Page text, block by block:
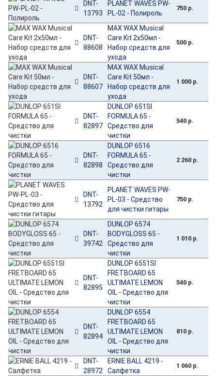
DNT-
13793
PLANET WAVES PW-
PL-02 - Полироль
750 р.
DNT-
88608
MAX WAX Musical
Care Kit 2х50мл -
Набор средств для
ухода
500 р.
DNT-
88607
MAX WAX Musical
Care Kit 50мл -
Набор средств для
ухода
1 000 р.
DNT-
82897
DUNLOP 651SI
FORMULA 65 -
Средство для
чистки
540 р.
DNT-
82898
DUNLOP 6516
FORMULA 65 -
Средство для
чистки
2 260 р.
DNT-
13792
PLANET WAVES PW-
PL-03 - Средство
для чистки гитары
750 р.
DNT-
39742
DUNLOP 6574
BODYGLOSS 65 -
Средство для
чистки
1 010 р.
DNT-
82895
DUNLOP 6551SI
FRETBOARD 65
ULTIMATE LEMON
OIL - Средство для
чистки
540 р.
DNT-
82894
DUNLOP 6554
FRETBOARD 65
ULTIMATE LEMON
OIL - Средство для
чистки
810 р.
DNT-
28972
ERNIE BALL 4219 -
Салфетка
1 060 р.